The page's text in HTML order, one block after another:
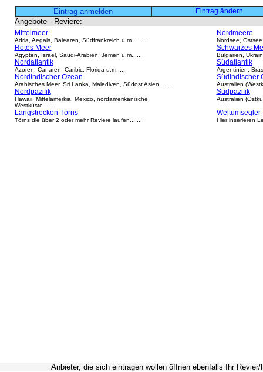
Eintrag anmelden Eintrag ändern
Angebote - Reviere:
Mittelmeer Nordmeere
Adria, Aegais, Balearen, Südfrankreich u.m......... Nordsee,
Rotes Meer Schwarzes
Ägypten, Israel, Saudi-Arabien, Jemen u.m....... Bulgarien,
Nordatlantik Südatlantik
Azoren, Canaren, Caribic, Florida u.m...... Argentinien,
Nordindischer Ozean Südindischer
Arabisches Meer, Sri Lanka, Malediven, Südost Asien....... Australien
Nordpazifik Südpazifik
Hawaii, Mittelamerkia, Mexico, nordamerikanische
Westküste........
Australien
Langstrecken Törns Weltumsegler
Törns die über 2 oder mehr Reviere laufen........ Hier inserieren
Anbieter, die sich eintragen wollen öffnen ebenfalls Ihr